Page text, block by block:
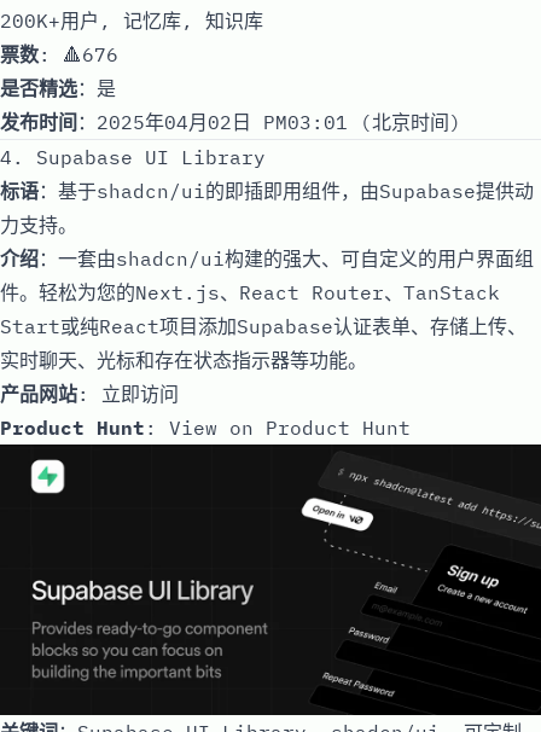
200K+用户, 记忆库, 知识库
票数: 🔺676
是否精选：是
发布时间 ：2025年04月02日 PM03:01 (北京时间)
4. Supabase UI Library
标语：基于shadcn/ui的即插即用组件，由Supabase提供动
力支持。
介绍：一套由shadcn/ui构建的强大、可自定义的用户界面组
件。轻松为您的Next.js、React Router、TanStack
Start或纯React项目添加Supabase认证表单、存储上传、
实时聊天、光标和存在状态指示器等功能。
产品网站: 立即访问
Product Hunt : View on Product Hunt